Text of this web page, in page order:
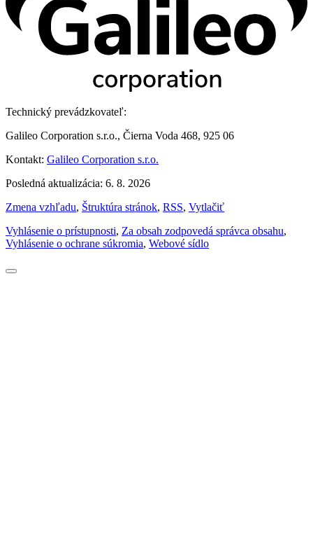
Technický prevádzkovateľ:
Galileo Corporation s.r.o., Čierna Voda 468, 925 06
Kontakt: Galileo Corporation s.r.o.
Posledná aktualizácia: 6. 8. 2026
Zmena vzhľadu, Štruktúra stránok, RSS, Vytlačiť
Vyhlásenie o prístupnosti, Za obsah zodpovedá správca obsahu,
Vyhlásenie o ochrane súkromia, Webové sídlo